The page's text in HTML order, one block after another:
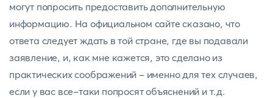
могут попросить предоставить дополнительную
информацию. На официальном сайте сказано, что
ответа следует ждать в той стране, где вы подавали
заявление, и, как мне кажется, это сделано из
практических соображений - именно для тех случаев,
если у вас все-таки попросят объяснений и т.д.